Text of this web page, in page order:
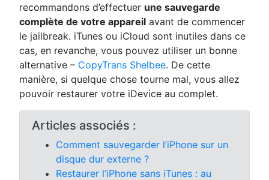
recommandons d’effectuer une sauvegarde
complète de votre appareil avant de commencer
le jailbreak. iTunes ou iCloud sont inutiles dans ce
cas, en revanche, vous pouvez utiliser un bonne
alternative – CopyTrans Shelbee. De cette
manière, si quelque chose tourne mal, vous allez
pouvoir restaurer votre iDevice au complet.
Articles associés :
Comment sauvegarder l’iPhone sur un
disque dur externe ?
Restaurer l’iPhone sans iTunes : au